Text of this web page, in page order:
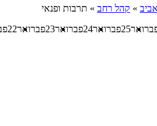
» קהל רחב » תרבות ופנאי
25פברואר24פברואר23פברואר22